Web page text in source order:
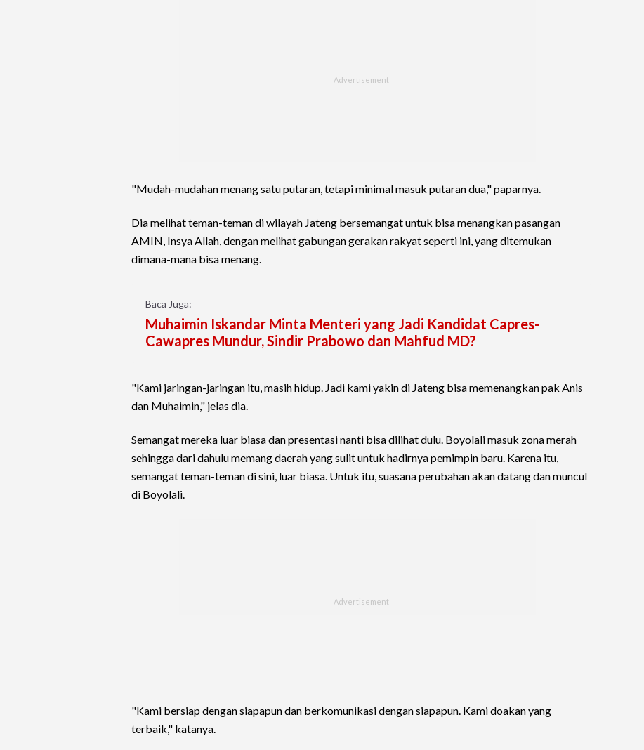
"Mudah-mudahan menang satu putaran, tetapi minimal masuk putaran dua," paparnya.
Dia melihat teman-teman di wilayah Jateng bersemangat untuk bisa menangkan pasangan
AMIN, Insya Allah, dengan melihat gabungan gerakan rakyat seperti ini, yang ditemukan
dimana-mana bisa menang.
Baca Juga:
Muhaimin Iskandar Minta Menteri yang Jadi Kandidat Capres-
Cawapres Mundur, Sindir Prabowo dan Mahfud MD?
"Kami jaringan-jaringan itu, masih hidup. Jadi kami yakin di Jateng bisa memenangkan pak Anis
dan Muhaimin," jelas dia.
Semangat mereka luar biasa dan presentasi nanti bisa dilihat dulu. Boyolali masuk zona merah
sehingga dari dahulu memang daerah yang sulit untuk hadirnya pemimpin baru. Karena itu,
semangat teman-teman di sini, luar biasa. Untuk itu, suasana perubahan akan datang dan muncul
di Boyolali.
"Kami bersiap dengan siapapun dan berkomunikasi dengan siapapun. Kami doakan yang
terbaik," katanya.